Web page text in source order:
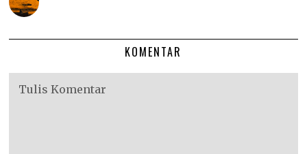
KOMENTAR